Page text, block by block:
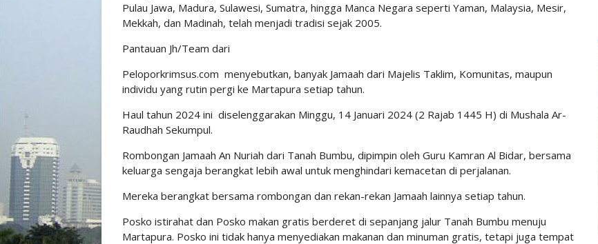
Pulau Jawa, Madura, Sulawesi, Sumatra, hingga Manca Negara seperti Yaman, Malaysia, Mesir,
Mekkah, dan Madinah, telah menjadi tradisi sejak 2005.
Pantauan Jh/Team dari
Peloporkrimsus.com menyebutkan, banyak Jamaah dari Majelis Taklim, Komunitas, maupun
individu yang rutin pergi ke Martapura setiap tahun.
Haul tahun 2024 ini diselenggarakan Minggu, 14 Januari 2024 (2 Rajab 1445 H) di Mushala Ar-
Raudhah Sekumpul.
Rombongan Jamaah An Nuriah dari Tanah Bumbu, dipimpin oleh Guru Kamran Al Bidar, bersama
keluarga sengaja berangkat lebih awal untuk menghindari kemacetan di perjalanan.
Mereka berangkat bersama rombongan dan rekan-rekan Jamaah lainnya setiap tahun.
Posko istirahat dan Posko makan gratis berderet di sepanjang jalur Tanah Bumbu menuju
Martapura. Posko ini tidak hanya menyediakan makanan dan minuman gratis, tetapi juga tempat